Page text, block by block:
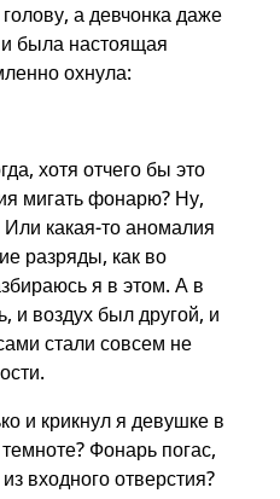
а девчонка даже
и была настоящая
охнула:
хотя отчего бы это
мигать фонарю? Ну,
какая-то аномалия
разряды, как во
я в этом. А в
и воздух был другой, и
стали совсем не
и крикнул я девушке в
Фонарь погас,
входного отверстия?